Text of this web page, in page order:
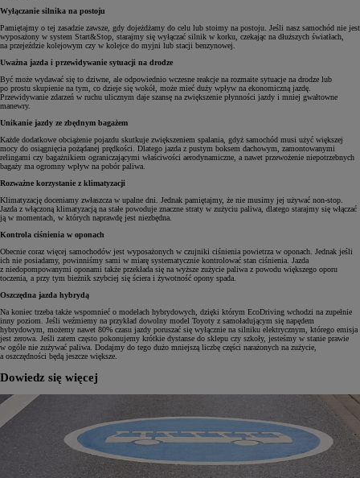
Wyłączanie silnika na postoju
Pamiętajmy o tej zasadzie zawsze, gdy dojeżdżamy do celu lub stoimy na postoju. Jeśli nasz samochód nie jest
wyposażony w system Start&Stop, starajmy się wyłączać silnik w korku, czekając na dłuższych światłach,
na przejeździe kolejowym czy w kolejce do myjni lub stacji benzynowej.
Uważna jazda i przewidywanie sytuacji na drodze
Być może wydawać się to dziwne, ale odpowiednio wczesne reakcje na rozmaite sytuacje na drodze lub
po prostu skupienie na tym, co dzieje się wokół, może mieć duży wpływ na ekonomiczną jazdę.
Przewidywanie zdarzeń w ruchu ulicznym daje szansę na zwiększenie płynności jazdy i mniej gwałtowne
manewry.
Unikanie jazdy ze zbędnym bagażem
Każde dodatkowe obciążenie pojazdu skutkuje zwiększeniem spalania, gdyż samochód musi użyć większej
mocy do osiągnięcia pożądanej prędkości. Dlatego jazda z pustym boksem dachowym, zamontowanymi
relingami czy bagażnikiem ograniczającymi właściwości aerodynamiczne, a nawet przewożenie niepotrzebnych
bagaży ma ogromny wpływ na pobór paliwa.
Rozważne korzystanie z klimatyzacji
Klimatyzację doceniamy zwłaszcza w upalne dni. Jednak pamiętajmy, że nie musimy jej używać non-stop.
Jazda z włączoną klimatyzacją na stałe powoduje znaczne straty w zużyciu paliwa, dlatego starajmy się włączać
ją w momentach, w których naprawdę jest niezbędna.
Kontrola ciśnienia w oponach
Obecnie coraz więcej samochodów jest wyposażonych w czujniki ciśnienia powietrza w oponach. Jednak jeśli
ich nie posiadamy, powinniśmy sami w miarę systematycznie kontrolować stan ciśnienia. Jazda
z niedopompowanymi oponami także przekłada się na wyższe zużycie paliwa z powodu większego oporu
toczenia, a przy tym bieżnik szybciej się ściera i żywotność opony spada.
Oszczędna jazda hybrydą
Na koniec trzeba także wspomnieć o modelach hybrydowych, dzięki którym EcoDriving wchodzi na zupełnie
inny poziom. Jeśli weźmiemy na przykład dowolny model Toyoty z samoładującym się napędem
hybrydowym, możemy nawet 80% czasu jazdy poruszać się wyłącznie na silniku elektrycznym, którego emisja
jest zerowa. Jeśli zatem często pokonujemy krótkie dystanse do sklepu czy szkoły, jesteśmy w stanie prawie
w ogóle nie zużywać paliwa. Dodajmy do tego dużo mniejszą liczbę części narażonych na zużycie,
a oszczędności będą jeszcze większe.
Dowiedz się więcej